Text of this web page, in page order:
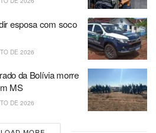
esposa com soco
DE 2026
da Bolívia morre
MS
DE 2026